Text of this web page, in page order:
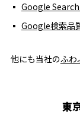
Google
Google検索品
他にも当社のふわ
東